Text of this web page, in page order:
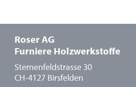
Roser AG
Furniere Holzwerkstoffe
Sternenfeldstrasse 30
CH-4127 Birsfelden